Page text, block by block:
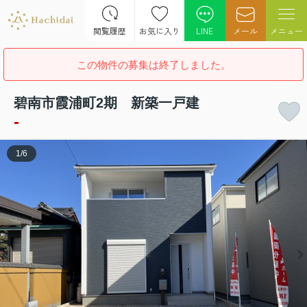
閲覧履歴 お気に入り LINE メール メニュー
この物件の募集は終了しました。
碧南市霞浦町2期 新築一戸建
-
1 /6